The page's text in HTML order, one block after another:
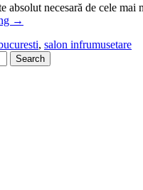
absolut necesară de cele
→
, salon infrumusetare